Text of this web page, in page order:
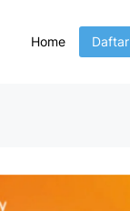
Home Daftar